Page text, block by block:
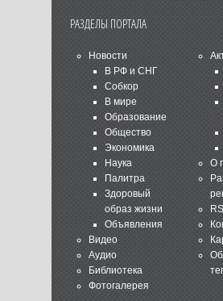
РАЗДЕЛЫ ПОРТАЛА
Новости
В РФ и СНГ
Собкор
В мире
Образование
Общество
Экономика
Наука
Палитра
Здоровый
образ жизни
Объявления
Видео
Аудио
Библиотека
Фотогалерея
О